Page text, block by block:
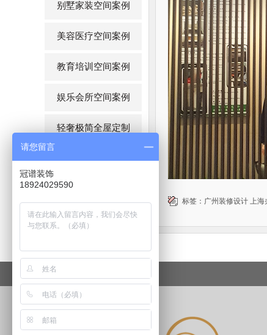
标签： 广州装修设计 上海
别墅家装空间案例
美容医疗空间案例
教育培训空间案例
娱乐会所空间案例
轻奢极简全屋定制
简约欧式全屋定制
中式风格全屋定制
轻奢家全屋定制
请您留言
冠谱装饰
18924029590